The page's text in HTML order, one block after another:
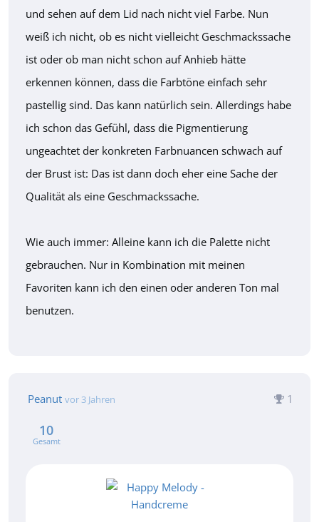
und sehen auf dem Lid nach nicht viel Farbe. Nun
weiß ich nicht, ob es nicht vielleicht Geschmackssache
ist oder ob man nicht schon auf Anhieb hätte
erkennen können, dass die Farbtöne einfach sehr
pastellig sind. Das kann natürlich sein. Allerdings habe
ich schon das Gefühl, dass die Pigmentierung
ungeachtet der konkreten Farbnuancen schwach auf
der Brust ist: Das ist dann doch eher eine Sache der
Qualität als eine Geschmackssache.
Wie auch immer: Alleine kann ich die Palette nicht
gebrauchen. Nur in Kombination mit meinen
Favoriten kann ich den einen oder anderen Ton mal
benutzen.
Peanut vor 3 Jahren 1
10
Gesamt